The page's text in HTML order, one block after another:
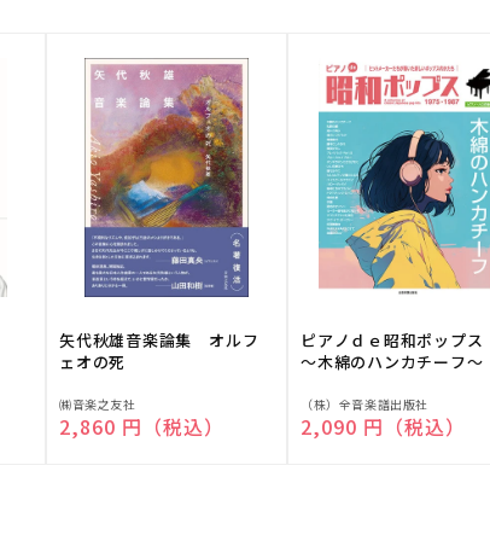
矢代秋雄音楽論集 オルフ
ェオの死
販
売
㈱音楽之友社
通常価格
2,860 円（税込）
ピアノｄｅ昭和ポップス
～木綿のハンカチーフ～
販
売
（株）全音楽譜出版社
通常価格
2,090 円（税込）